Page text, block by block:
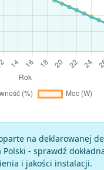
na deklarowanej
- sprawdź
i jakości instalacji.